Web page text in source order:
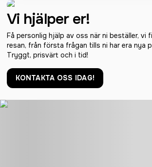
Vi hjälper er!
Få personlig hjälp av oss när ni beställer, vi
resan, från första frågan tills ni har era nya
Tryggt, prisvärt och i tid!
KONTAKTA OSS IDAG!